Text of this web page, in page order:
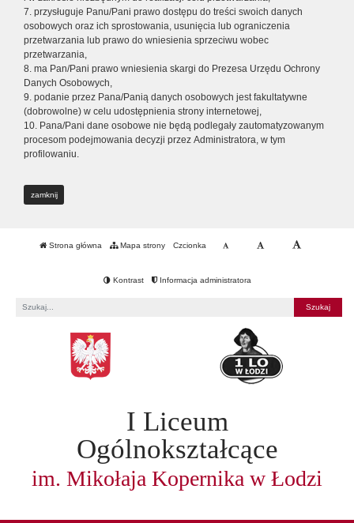
7. przysługuje Panu/Pani prawo dostępu do treści swoich danych
osobowych oraz ich sprostowania, usunięcia lub ograniczenia
przetwarzania lub prawo do wniesienia sprzeciwu wobec
przetwarzania,
8. ma Pan/Pani prawo wniesienia skargi do Prezesa Urzędu Ochrony
Danych Osobowych,
9. podanie przez Pana/Panią danych osobowych jest fakultatywne
(dobrowolne) w celu udostępnienia strony internetowej,
10. Pana/Pani dane osobowe nie będą podlegały zautomatyzowanym
procesom podejmowania decyzji przez Administratora, w tym
profilowaniu.
zamknij
Strona główna Mapa strony Czcionka
Kontrast Informacja administratora
I Liceum
Ogólnokształcące
im. Mikołaja Kopernika w Łodzi